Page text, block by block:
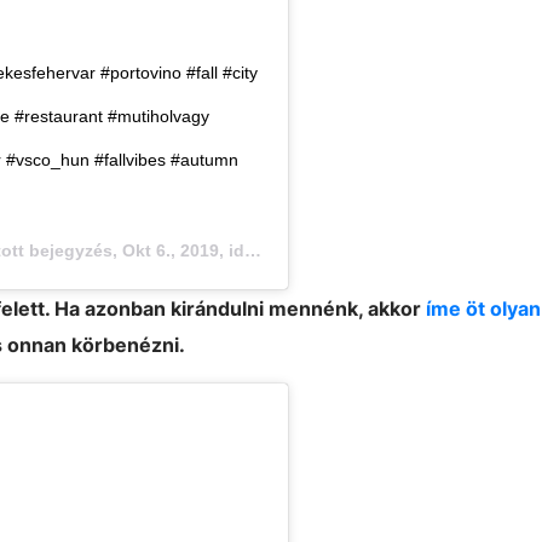
#portovino #fall #city
#restaurant #mutiholvagy
#fallvibes #autumn
bejegyzés, Okt 6., 2019, időpont: 12:01 (PDT időzóna szerint)
Ha azonban kirándulni mennénk, akkor íme öt
onnan körbenézni.